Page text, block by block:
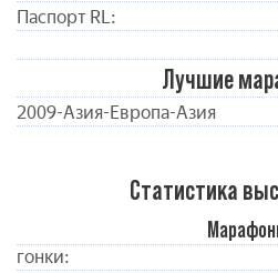
Паспорт RL:
Лучшие
2009-Азия-Европа-Азия
Статистика
гонки: